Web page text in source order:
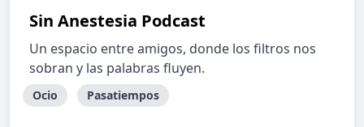
Sin Anestesia Podcast
Un espacio entre amigos, donde los filtros nos
sobran y las palabras fluyen.
Ocio Pasatiempos